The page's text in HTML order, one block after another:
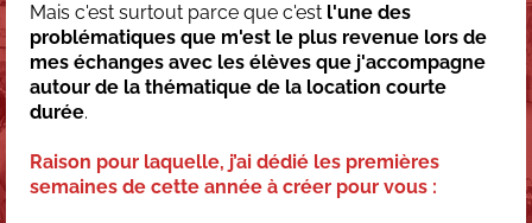
Mais c'est surtout parce que c'est l'une des
problématiques que m'est le plus revenue lors de
mes échanges avec les élèves que j'accompagne
autour de la thématique de la location courte
durée.
Raison pour laquelle, j’ai dédié les premières
semaines de cette année à créer pour vous :